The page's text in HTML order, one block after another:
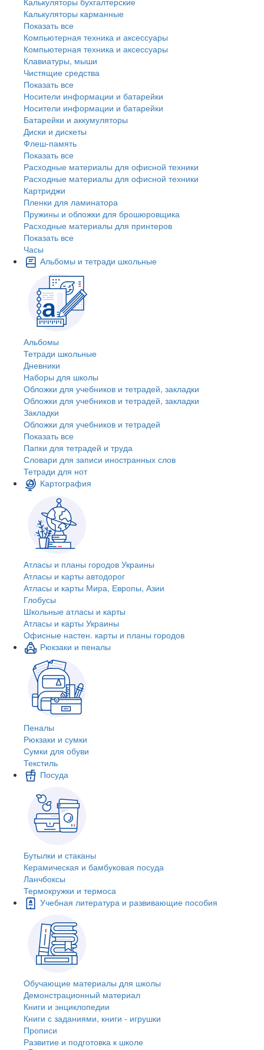
Калькуляторы карманные
Показать все
Компьютерная техника и аксессуары
Компьютерная техника и аксессуары
Клавиатуры, мыши
Чистящие средства
Показать все
Носители информации и батарейки
Носители информации и батарейки
Батарейки и аккумуляторы
Диски и дискеты
Флеш-память
Показать все
Расходные материалы для офисной техники
Расходные материалы для офисной техники
Картриджи
Пленки для ламинатора
Пружины и обложки для брошюровщика
Расходные материалы для принтеров
Показать все
Часы
Альбомы и тетради школьные
Альбомы
Тетради школьные
Дневники
Наборы для школы
Обложки для учебников и тетрадей, закладки
Обложки для учебников и тетрадей, закладки
Закладки
Обложки для учебников и тетрадей
Показать все
Папки для тетрадей и труда
Словари для записи иностранных слов
Тетради для нот
Картография
Атласы и планы городов Украины
Атласы и карты автодорог
Атласы и карты Мира, Европы, Азии
Глобусы
Школьные атласы и карты
Атласы и карты Украины
Офисные настен. карты и планы городов
Рюкзаки и пеналы
Пеналы
Рюкзаки и сумки
Сумки для обуви
Текстиль
Посуда
Бутылки и стаканы
Керамическая и бамбуковая посуда
Ланчбоксы
Термокружки и термоса
Учебная литература и развивающие пособия
Обучающие материалы для школы
Демонстрационный материал
Книги и энциклопедии
Книги с заданиями, книги - игрушки
Прописи
Развитие и подготовка к школе